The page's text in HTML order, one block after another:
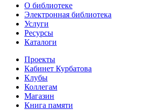
О библиотеке
Электронная библиотека
Услуги
Ресурсы
Каталоги
Проекты
Кабинет Курбатова
Клубы
Коллегам
Магазин
Книга памяти